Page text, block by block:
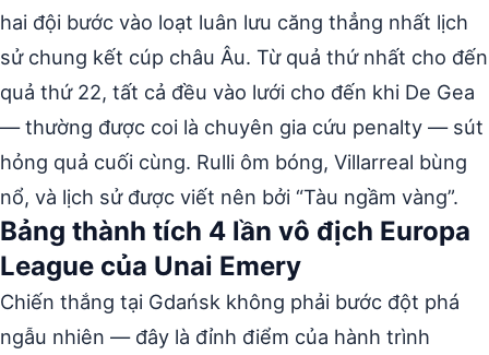
hai đội bước vào loạt luân lưu căng thẳng nhất lịch
sử chung kết cúp châu Âu. Từ quả thứ nhất cho đến
quả thứ 22, tất cả đều vào lưới cho đến khi De Gea
— thường được coi là chuyên gia cứu penalty — sút
hỏng quả cuối cùng. Rulli ôm bóng, Villarreal bùng
nổ, và lịch sử được viết nên bởi “Tàu ngầm vàng”.
Bảng thành tích 4 lần vô địch Europa
League của Unai Emery
Chiến thắng tại Gdańsk không phải bước đột phá
ngẫu nhiên — đây là đỉnh điểm của hành trình